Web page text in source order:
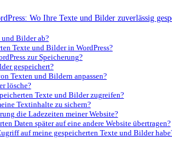
Wo Ihre‍ Texte und​ Bilder​ zuverlässig
und Bilder ab?
Texte ‍und⁣ Bilder in WordPress?
zur Speicherung?
gespeichert?
Texten und‍ Bildern anpassen?
lösche?
Texte und⁣ Bilder zugreifen?
Textinhalte zu sichern?
die Ladezeiten meiner Website?
Daten später ​auf eine​ andere⁤ Website ⁣übertragen?
auf ⁣meine‌ gespeicherten Texte und Bilder